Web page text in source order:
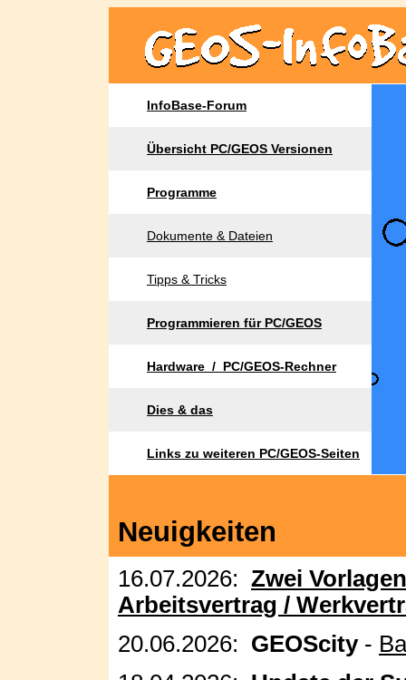
InfoBase-Forum
Übersicht PC/GEOS Versionen
Programme
Dokumente & Dateien
Tipps & Tricks
Programmieren für PC/GEOS
Hardware / PC/GEOS-Rechner
Dies & das
Links zu weiteren PC/GEOS-Seiten
Neuigkeiten
16.07.2026: Zwei
Arbeitsvertrag /
20.06.2026: GEOScity-